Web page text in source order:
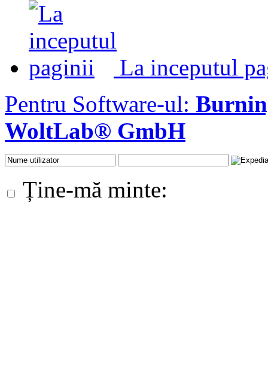
La inceputul
Pentru Software-ul:
WoltLab® GmbH
Ține-mă minte: